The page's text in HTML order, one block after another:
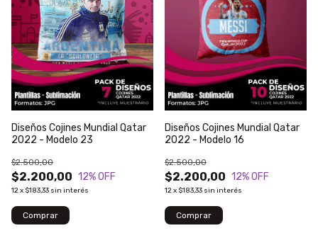
Diseños Cojines Mundial Qatar
2022 - Modelo 23
$2.200,00
$2.500,00
12% OFF
12x $183,33 sin interés
Diseños Cojines Mundial Qatar
2022 - Modelo 16
$2.200,00
$2.500,00
12% OFF
12x $183,33 sin interés